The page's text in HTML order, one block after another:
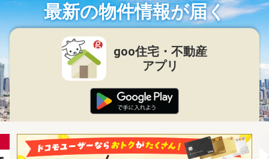
最新の物件情報が届く
goo住宅・不動産
アプリ